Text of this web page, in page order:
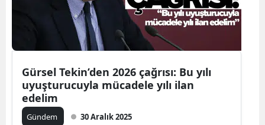
Karabük
Kilis
Gürsel Tekin’den 2026 çağrısı: Bu yılı
uyuşturucuyla mücadele yılı ilan
edelim
Gündem 30 Aralık 2025